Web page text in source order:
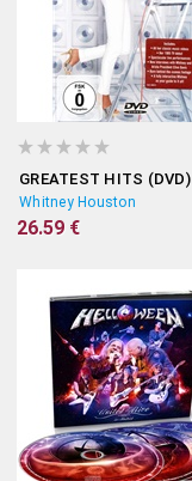
GREATEST HITS (DVD)
Whitney Houston
26.59 €